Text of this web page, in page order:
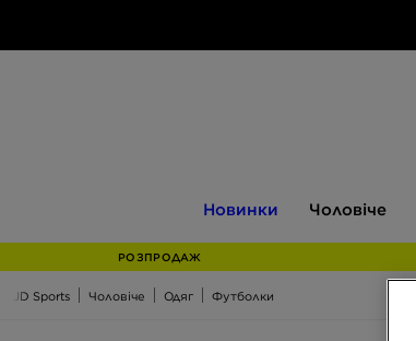
Новинки Чоловіче
РОЗПРОДАЖ
JD Sports Чоловіче Одяг Футболки